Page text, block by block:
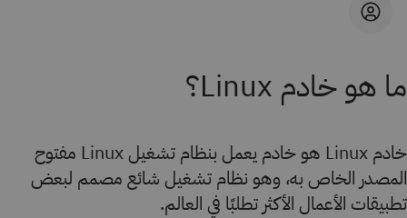
ما هو خادم Linux؟
خادم Linux هو خادم يعمل بنظام تشغيل Linux مفتوح
المصدر الخاص به، وهو نظام تشغيل شائع مصمم لبعض
تطبيقات الأعمال الأكثر تطلبًا في العالم.